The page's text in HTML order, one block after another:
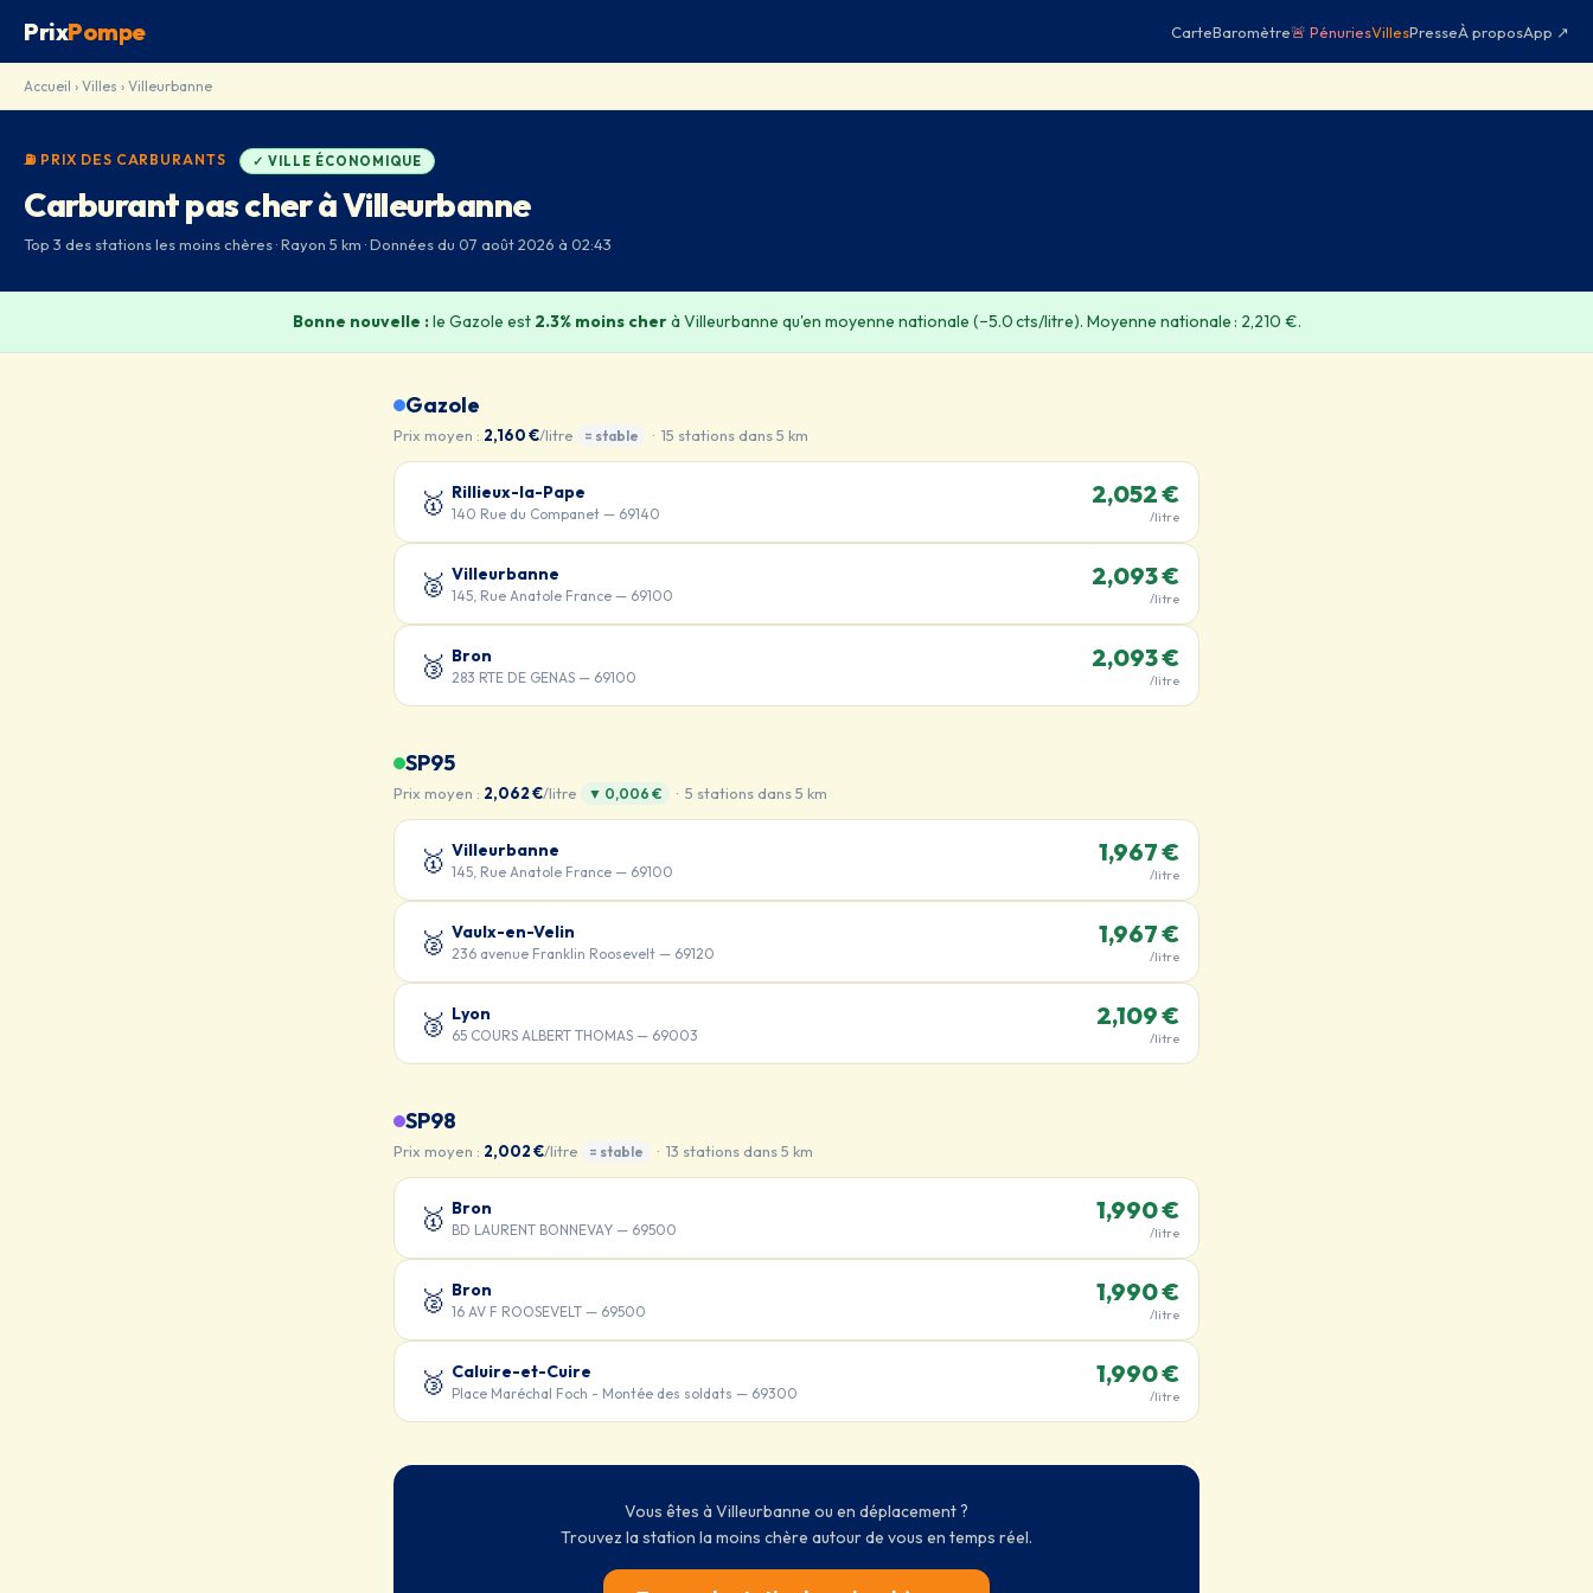
PrixPompe CarteBaromètre🚨 PénuriesVillesPresseÀ proposApp ↗
Accueil › Villes › Villeurbanne
⛽ PRIX DES CARBURANTS ✓ VILLE ÉCONOMIQUE
Carburant pas cher à Villeurbanne
Top 3 des stations les moins chères · Rayon 5 km · Données du 07 août 2026 à 02:43
Bonne nouvelle :le Gazole est 2.3% moins cherà Villeurbanne qu'en moyenne nationale (−5.0 cts/litre). Moyenne nationale : 2,210 €.
Gazole
Prix moyen : 2,160 €/litre = stable · 15 stations dans 5 km
🥇 Rillieux-la-Pape
140 Rue du Companet — 69140
2,052 €
/litre
🥈 Villeurbanne
145, Rue Anatole France — 69100
2,093 €
/litre
🥉 Bron
283 RTE DE GENAS — 69100
2,093 €
/litre
SP95
Prix moyen : 2,062 €/litre ▼ 0,006 € · 5 stations dans 5 km
🥇 Villeurbanne
145, Rue Anatole France — 69100
1,967 €
/litre
🥈 Vaulx-en-Velin
236 avenue Franklin Roosevelt — 69120
1,967 €
/litre
🥉 Lyon
65 COURS ALBERT THOMAS — 69003
2,109 €
/litre
SP98
Prix moyen : 2,002 €/litre = stable · 13 stations dans 5 km
🥇 Bron
BD LAURENT BONNEVAY — 69500
1,990 €
/litre
🥈 Bron
16 AV F ROOSEVELT — 69500
1,990 €
/litre
🥉 Caluire-et-Cuire
Place Maréchal Foch - Montée des soldats — 69300
1,990 €
/litre
Vous êtes à Villeurbanne ou en déplacement ?
Trouvez la station la moins chère autour de vous en temps réel.